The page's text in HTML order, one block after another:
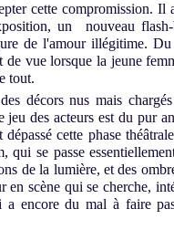
cette compromission. Il
un nouveau
de l'amour illégitime.
vue lorsque la jeune
tout.
décors nus mais
des acteurs est du pur
dépassé cette phase
se passe
de la lumière, et des
en scène qui se cherche,
encore du mal à faire